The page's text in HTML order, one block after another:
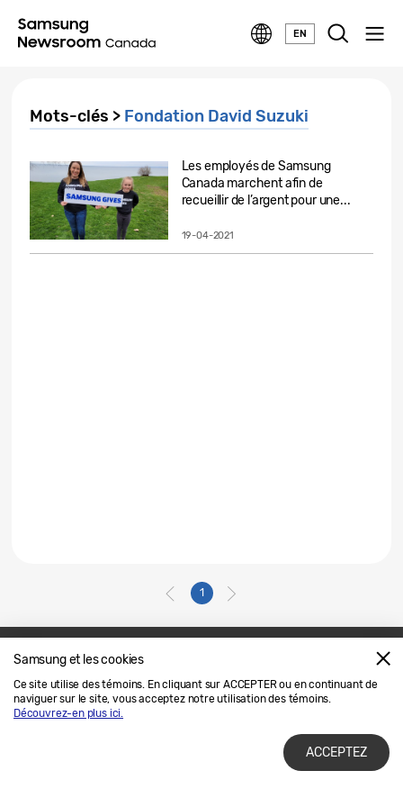
EN
Samsung et les cookies
Ce site utilise des témoins. En cliquant sur ACCEPTER ou en continuant de
naviguer sur le site, vous acceptez notre utilisation des témoins.
Découvrez-en plus ici.
ACCEPTEZ
Mots-clés > Fondation David Suzuki
Les employés de Samsung
Canada marchent afin de
recueillir de l’argent pour une...
19-04-2021
1
Nous joindre
SAMSUNG.COM
Avis Juridique
Confidentialité